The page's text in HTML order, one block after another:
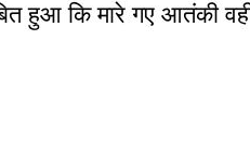
कि मारे गए आतंकी वही